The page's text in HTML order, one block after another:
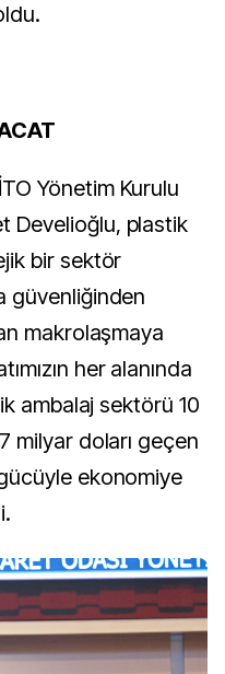
Yönetim Kurulu
Develioğlu, plastik
bir sektör
güvenliğinden
makrolaşmaya
her alanında
ambalaj sektörü 10
milyar doları geçen
ekonomiye